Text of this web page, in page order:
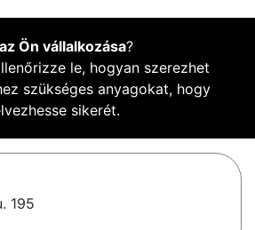
Ön vállalkozása?
le, hogyan szerezhet
szükséges anyagokat, hogy
sikerét.
195